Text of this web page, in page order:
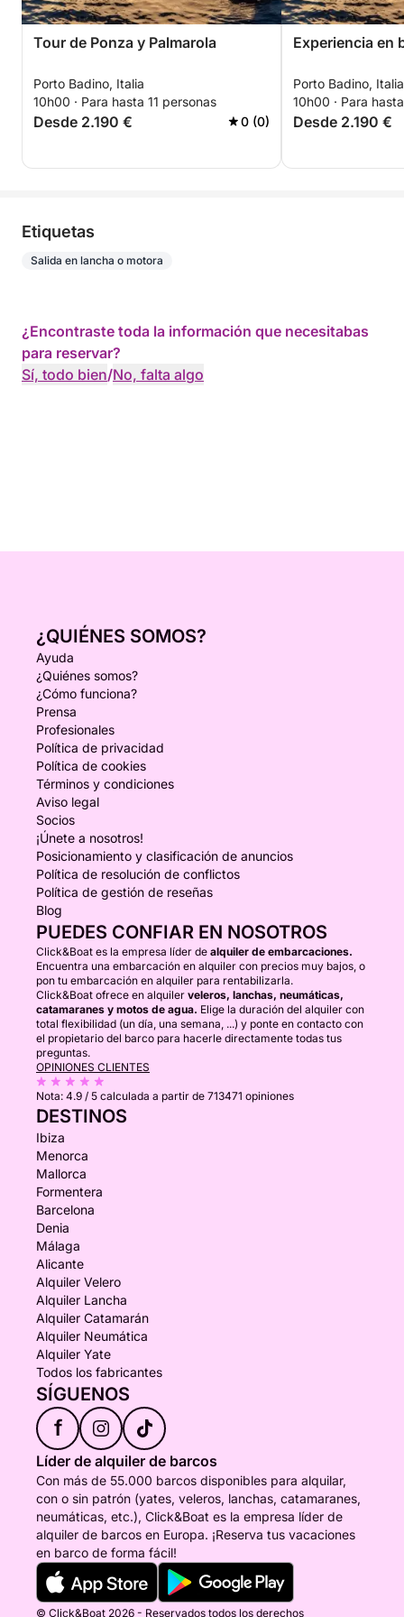
aranceles aduaneros. Se ofrece servicio de
azafata/auxiliar de a bordo bajo petición por 200
Reservas y condiciones
%; el resto deberá abonarse en las 24 horas
meteorológicas adversas (olas superiores a 75 cm
mantendrá como crédito para su uso durante un
año.
Tour de Ponza y Palmarola
Porto Badino, Italia
10h00 · Para hasta 11 personas
Desde 2.190 € 0 (0)
Experiencia en
Porto Badino, Italia
10h00 · Para
Desde 2.190 €
Etiquetas
Salida en lancha o motora
¿Encontraste toda la información que necesitabas
para reservar?
Sí, todo bien/No, falta algo
¿QUIÉNES SOMOS?
Ayuda
¿Quiénes somos?
¿Cómo funciona?
Prensa
Profesionales
Política de privacidad
Política de cookies
Términos y condiciones
Aviso legal
Socios
¡Únete a nosotros!
Posicionamiento y clasificación de anuncios
Política de resolución de conflictos
Política de gestión de reseñas
Blog
PUEDES CONFIAR EN NOSOTROS
Click&Boat es la empresa líder de alquiler de embarcaciones.
Encuentra una embarcación en alquiler con precios muy bajos, o
pon tu embarcación en alquiler para rentabilizarla.
Click&Boat ofrece en alquiler veleros, lanchas, neumáticas,
catamaranes y motos de agua. Elige la duración del alquiler con
total flexibilidad (un día, una semana, ...) y ponte en contacto con
el propietario del barco para hacerle directamente todas tus
preguntas.
OPINIONES CLIENTES
Nota: 4.9 / 5 calculada a partir de 713471 opiniones
DESTINOS
Ibiza
Menorca
Mallorca
Formentera
Barcelona
Denia
Málaga
Alicante
Alquiler Velero
Alquiler Lancha
Alquiler Catamarán
Alquiler Neumática
Alquiler Yate
Todos los fabricantes
SÍGUENOS
f
Líder de alquiler de barcos
Con más de 55.000 barcos disponibles para alquilar,
con o sin patrón (yates, veleros, lanchas, catamaranes,
neumáticas, etc.), Click&Boat es la empresa líder de
alquiler de barcos en Europa. ¡Reserva tus vacaciones
en barco de forma fácil!
© Click&Boat 2026 - Reservados todos los derechos